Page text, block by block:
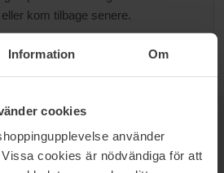
Information Om
cookies
använder
cookies är nödvändiga för att
kom tilbage senere.
TIL AT VIDE DET